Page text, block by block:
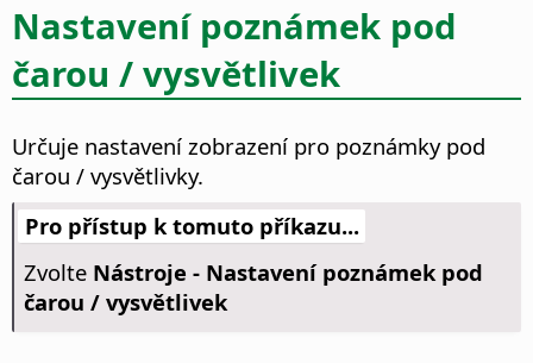
Nastavení poznámek pod
čarou / vysvětlivek
Určuje nastavení zobrazení pro poznámky pod
čarou / vysvětlivky.
Pro přístup k tomuto příkazu...
Zvolte Nástroje - Nastavení poznámek pod
čarou / vysvětlivek